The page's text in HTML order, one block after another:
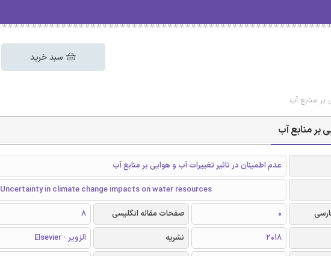
سبد خرید
بر منابع آب
بر منابع آب
عدم اطمینان در تاثیر تغییرات آب و هوایی بر منابع آب
Uncertainty in climate change impacts on water resources
0 صفحات مقاله انگلیسی
8
2018 نشریه
الزویر - Elsevier